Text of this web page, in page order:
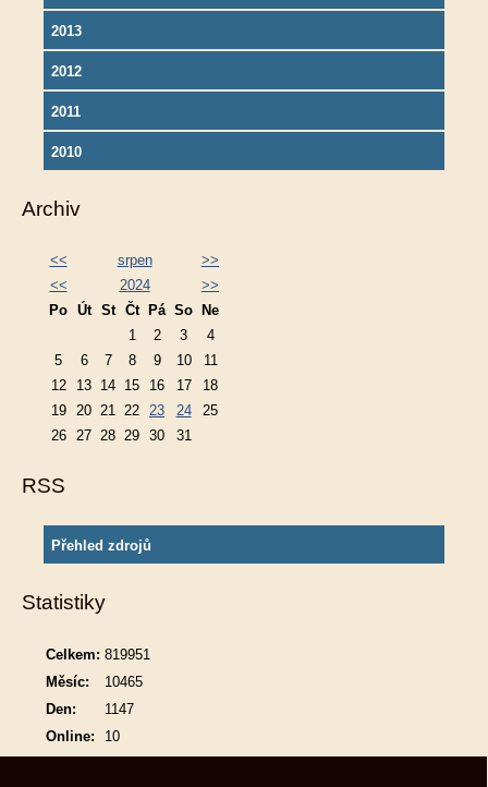
2013
2012
2011
2010
Archiv
<< srpen
>>
<<
2024
>>
Po Út St Čt Pá So
Ne
1
2 3
4
5
6 7 8 9 10
11
12
13 14 15 16 17
18
19
20 21 22 23 24
25
26
27 28 29 30 31
RSS
Přehled zdrojů
Statistiky
Online: 10
Celkem: 819951
Měsíc:
10465
Den:
1147